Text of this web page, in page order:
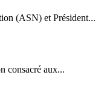
(ASN) et Président...
consacré aux...